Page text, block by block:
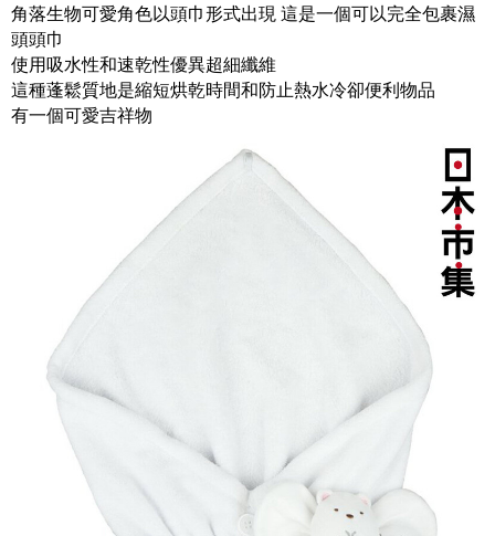
角落生物可愛角色以頭巾形式出現 這是一個可以完全包裹濕
頭頭巾
使用吸水性和速乾性優異超細纖維
這種蓬鬆質地是縮短烘乾時間和防止熱水冷卻便利物品
有一個可愛吉祥物